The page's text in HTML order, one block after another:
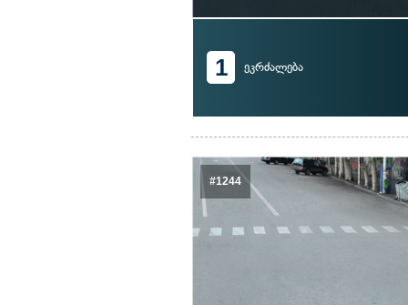
1 ეკრძალება
#1244